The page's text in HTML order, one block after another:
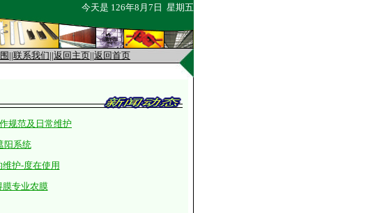
今天是 126年8月7日 星期五
||联系我们||返回主页||返回首页
规范及日常维护
阳系统
护-度在使用
膜专业农膜